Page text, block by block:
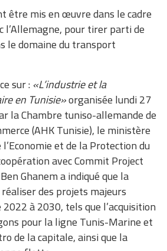
être mis en œuvre dans le cadre
l’Allemagne, pour tirer parti de
le domaine du transport
sur :«L’industrie et la
en Tunisie»organisée lundi 27
la Chambre tuniso-allemande de
(AHK Tunisie), le ministère
et de la Protection du
avec Commit Project
Ghanem a indiqué que la
des projets majeurs
à 2030, tels que l’acquisition
pour la ligne Tunis-Marine et
de la capitale, ainsi que la